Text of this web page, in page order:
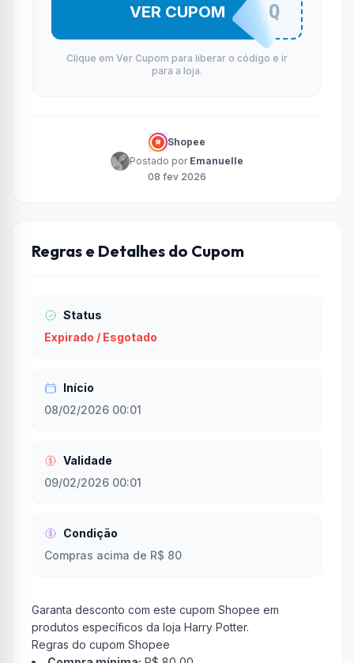
IWIL0802Q
VER CUPOM
Clique em Ver Cupom para liberar o código e ir
para a loja.
Shopee
Postado por Emanuelle
08 fev 2026
Regras e Detalhes do Cupom
Status
Expirado / Esgotado
Início
08/02/2026 00:01
Validade
09/02/2026 00:01
Condição
Compras acima de R$ 80
Garanta desconto com este cupom Shopee em
produtos específicos da loja Harry Potter.
Regras do cupom Shopee